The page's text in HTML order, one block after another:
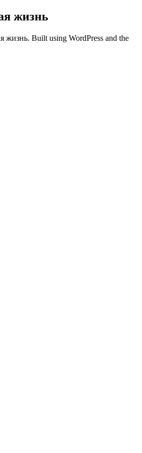
жизнь
Built using WordPress and the